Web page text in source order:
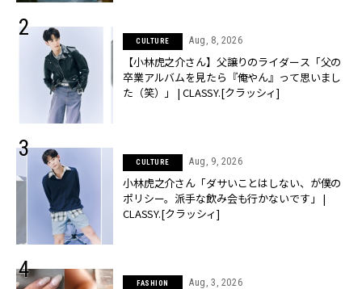
CULTURE Aug, 8, 2026
【小林虎之介さん】父譲りのライダース「父の
卒業アルバムを見たら『俺やん』って思いまし
た（笑）」 | CLASSY.[クラッシィ]
CULTURE Aug, 9, 2026
小林虎之介さん「ダサいことはしない、が僕の
ポリシー。派手な飲み会も行かないです」 |
CLASSY.[クラッシィ]
FASHION Aug, 3, 2026